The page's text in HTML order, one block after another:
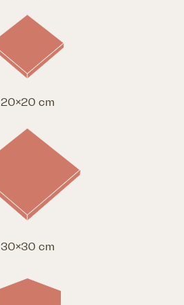
20×20 cm
30×30 cm